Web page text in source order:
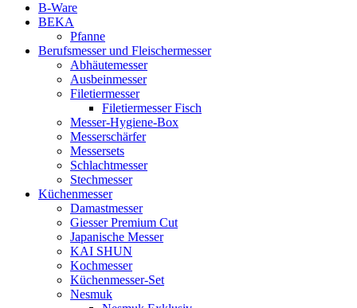
B-Ware
BEKA
Pfanne
Berufsmesser und Fleischermesser
Abhäutemesser
Ausbeinmesser
Filetiermesser
Filetiermesser Fisch
Messer-Hygiene-Box
Messerschärfer
Messersets
Schlachtmesser
Stechmesser
Küchenmesser
Damastmesser
Giesser Premium Cut
Japanische Messer
KAI SHUN
Kochmesser
Küchenmesser-Set
Nesmuk